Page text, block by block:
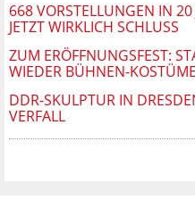
668 VORSTELLUNGEN IN
JETZT WIRKLICH SCHLUSS
ZUM ERÖFFNUNGSFEST:
WIEDER BÜHNEN-KOSTÜME
DDR-SKULPTUR IN
VERFALL